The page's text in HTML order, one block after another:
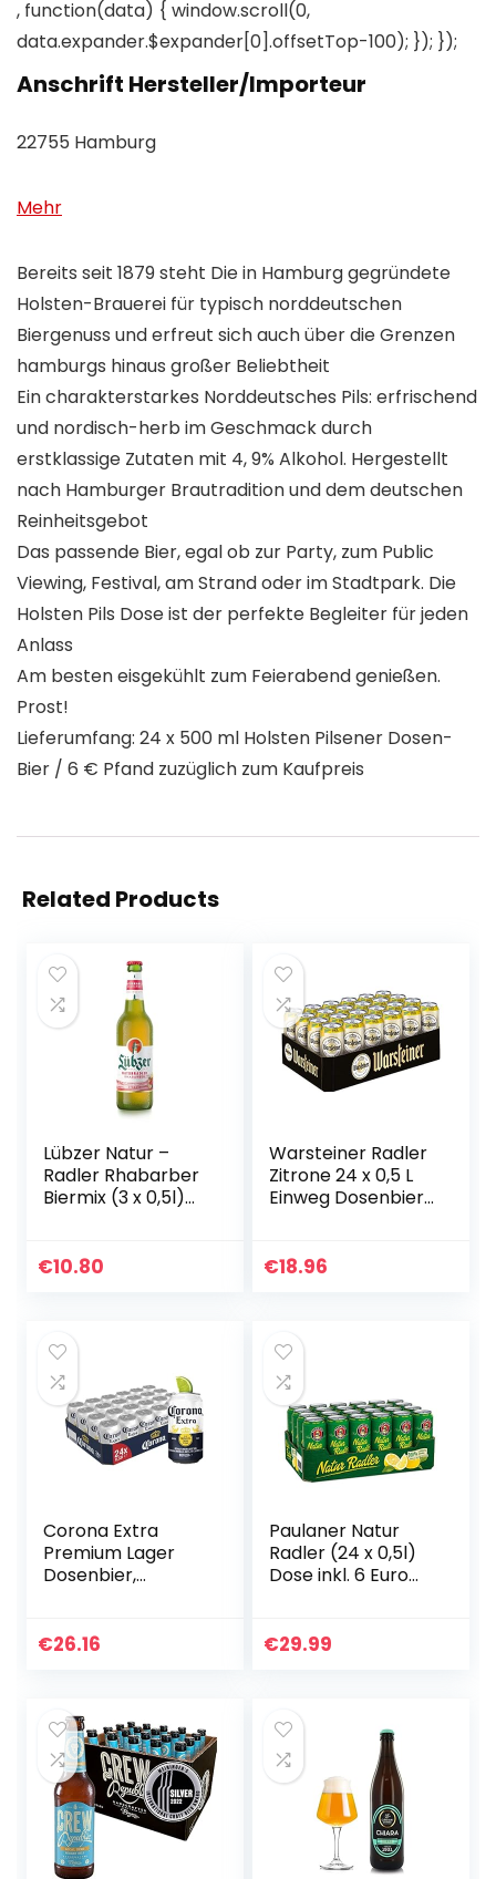
, function(data) { window.scroll(0,
data.expander.$expander[0].offsetTop-100); }); });
Anschrift Hersteller/Importeur
22755 Hamburg
Mehr
Bereits seit 1879 steht Die in Hamburg gegründete
Holsten-Brauerei für typisch norddeutschen
Biergenuss und erfreut sich auch über die Grenzen
hamburgs hinaus großer Beliebtheit
Ein charakterstarkes Norddeutsches Pils: erfrischend
und nordisch-herb im Geschmack durch
erstklassige Zutaten mit 4, 9% Alkohol. Hergestellt
nach Hamburger Brautradition und dem deutschen
Reinheitsgebot
Das passende Bier, egal ob zur Party, zum Public
Viewing, Festival, am Strand oder im Stadtpark. Die
Holsten Pils Dose ist der perfekte Begleiter für jeden
Anlass
Am besten eisgekühlt zum Feierabend genießen.
Prost!
Lieferumfang: 24 x 500 ml Holsten Pilsener Dosen-
Bier / 6 € Pfand zuzüglich zum Kaufpreis
Related Products
Lübzer Natur –
Radler Rhabarber
Biermix (3 x 0,5l)
€10.80
Warsteiner Radler
Zitrone 24 x 0,5 L
Einweg Dosenbier,
€18.96
Corona Extra
Premium Lager
Dosenbier,
Lager Bier (24 X
€26.16
Paulaner Natur
Radler (24 x 0,5l)
Dose inkl. 6 Euro
Erfrischung
€29.99